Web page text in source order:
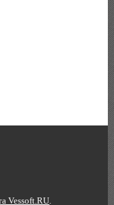
Vessoft.RU.